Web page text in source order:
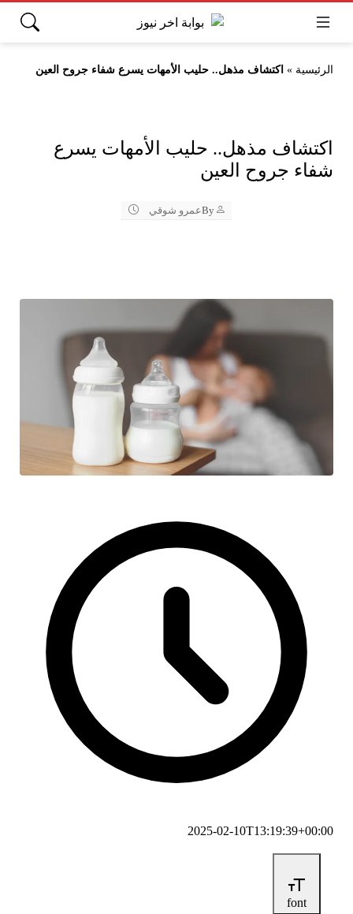
الرئيسية » اكتشاف مذهل.. حليب الأمهات يسرع شفاء جروح العين
اكتشاف مذهل.. حليب الأمهات يسرع
شفاء جروح العين
Byعمرو شوقي
2025-02-10T13:19:39+00:00
font